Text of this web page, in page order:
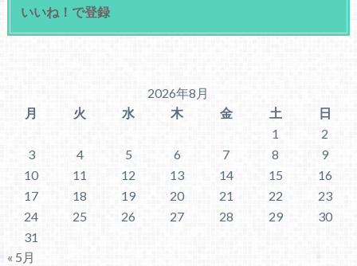
いいね！で登録
2026年8月
月
火 水 木 金 土
日
1
2
3
4 5 6 7 8
9
10
11 12 13 14 15
16
17
18 19 20 21 22
23
24
25 26 27 28 29
30
31
« 5月